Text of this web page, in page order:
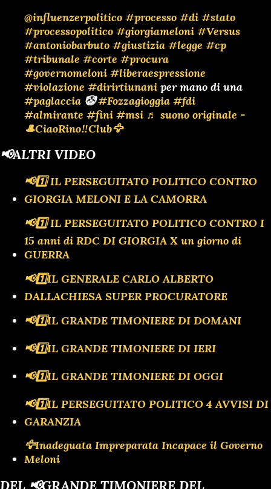
@influenzerpolitico #processo #di #stato
#processopolitico #giorgiameloni #Versus
#antoniobarbuto #giustizia #legge #cp
#tribunale #corte #procura
#governomeloni #liberaespressione
#violazione #dirirtiunani per mano di una
#paglaccia 🤡#Fozzagioggia #fdi
#almirante #fini #msi ♬ suono originale -
🎩CiaoRino‼️Club🦅
📢ALTRI VIDEO
📢1️⃣ IL PERSEGUITATO POLITICO CONTRO
GIORGIA MELONI E LA CAMORRA
📢1️⃣ IL PERSEGUITATO POLITICO CONTRO I
15 anni di RDC DI GIORGIA X un giorno di
GUERRA
📢1️⃣IL GENERALE CARLO ALBERTO
DALLACHIESA SUPER PROCURATORE
📢1️⃣IL GRANDE TIMONIERE DI DOMANI
📢1️⃣IL GRANDE TIMONIERE DI IERI
📢1️⃣IL GRANDE TIMONIERE DI OGGI
📢1️⃣IL PERSEGUITATO POLITICO 4 AVVISI DI
GARANZIA
🦅Inadeguata Impreparata Incapace il Governo
Meloni
DEL 📢GRANDE TIMONIERE DEL